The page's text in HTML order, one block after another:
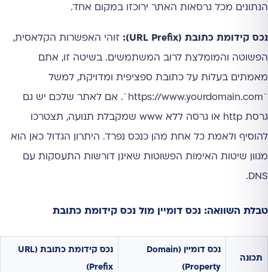
הנתונים מכל גרסאות האתר ירוכזו במקום אחד.
נכס קידומת כתובת (URL Prefix): זוהי האפשרות הקלאסית,
הפשוטה והמומלצת לרוב המשתמשים. בשיטה זו, אתם
מאמתים בעלות על כתובת ספציפית ומדויקת, למשל
`https://www.yourdomain.com`. אם לאתר שלכם יש גם
גרסת http או גרסה ללא www שמקבלת תנועה, תצטרכו
להוסיף ולאמת כל אחת מהן כנכס נפרד. היתרון הגדול כאן הוא
מגוון שיטות האימות הפשוטות שאינן דורשות התעסקות עם
DNS.
טבלת השוואה: נכס דומיין מול נכס קידומת כתובת
תכונה
נכס דומיין (Domain
Property)
נכס קידומת כתובת (URL
Prefix)